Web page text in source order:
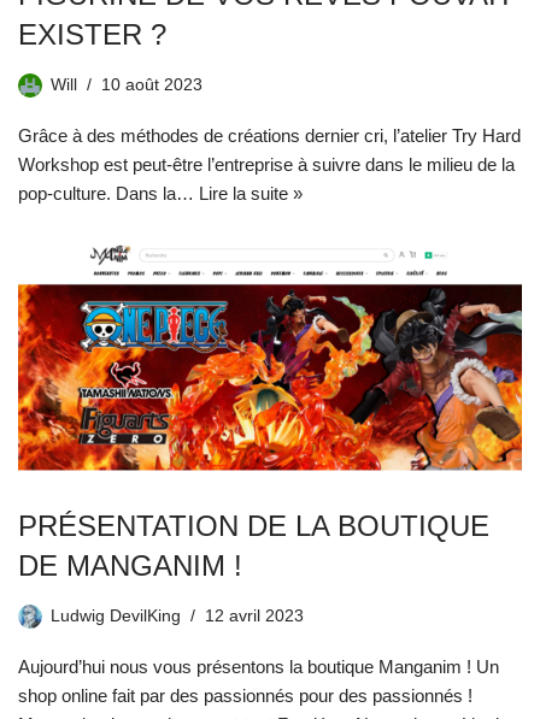
EXISTER ?
Will 10 août 2023
Grâce à des méthodes de créations dernier cri, l’atelier Try Hard
Workshop est peut-être l’entreprise à suivre dans le milieu de la
pop-culture. Dans la… Lire la suite »
PRÉSENTATION DE LA BOUTIQUE
DE MANGANIM !
Ludwig DevilKing 12 avril 2023
Aujourd’hui nous vous présentons la boutique Manganim ! Un
shop online fait par des passionnés pour des passionnés !